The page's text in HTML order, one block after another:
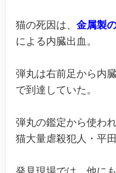
猫の死因は、 金属製
による内臓出血。
弾丸は右前足から内
で到達していた。
弾丸の鑑定から使わ
猫大量虐殺犯人・平